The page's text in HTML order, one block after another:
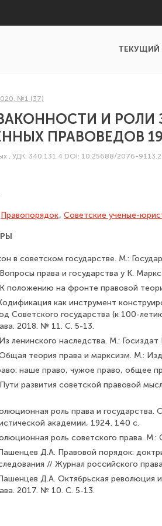
ТЕКУЩИЙ
№1 (37)
И РОЛИ
ПРАВОВЕДОВ
, УДК: 340.131.4 DOI: 10.25688/2076-
Правопорядок, Советские ученые-
в советском государстве. М.:
права и государства у К.
положению на фронте правовой
как инструмент
Советского государства (к 100-
2018. № 11. C. 5-13.
ленинского наследства. М.:
теория права и марксизм. М.:
наше право, чужое право, общее
развития советской правовой
роль права и
академии, 1924. 140 с.
роль советского права. М.:
Д.А. Правовой порядок:
// Журнал российского
Д.А. Октябрьская революция
2017. № 10. C. 5-13.